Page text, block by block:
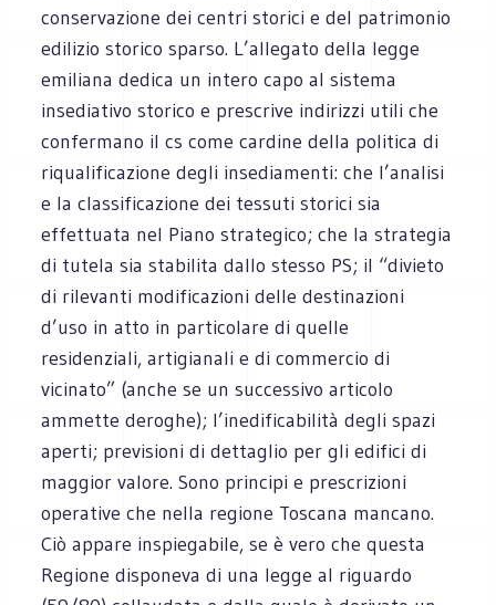
conservazione dei centri storici e del patrimonio
edilizio storico sparso. L’allegato della legge
emiliana dedica un intero capo al sistema
insediativo storico e prescrive indirizzi utili che
confermano il cs come cardine della politica di
riqualificazione degli insediamenti: che l’analisi
e la classificazione dei tessuti storici sia
effettuata nel Piano strategico; che la strategia
di tutela sia stabilita dallo stesso PS; il “divieto
di rilevanti modificazioni delle destinazioni
d’uso in atto in particolare di quelle
residenziali, artigianali e di commercio di
vicinato” (anche se un successivo articolo
ammette deroghe); l’inedificabilità degli spazi
aperti; previsioni di dettaglio per gli edifici di
maggior valore. Sono principi e prescrizioni
operative che nella regione Toscana mancano.
Ciò appare inspiegabile, se è vero che questa
Regione disponeva di una legge al riguardo